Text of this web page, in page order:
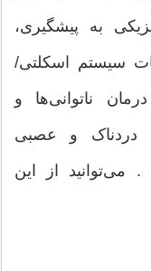
به پیشگیری،
سیستم اسکلتی/
ناتوانی‌ها و
دردناک و عصبی
می‌توانید از این